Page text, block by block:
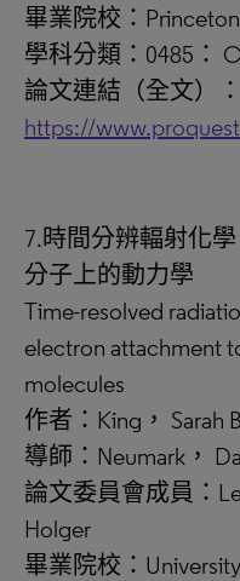
畢業院校：
學科分類：0485：
論文連結（全文）：
https://
7.時間分辨輻射化
分子上的動力學
Time-resolved
electron attachment
molecules
作者：King， Sarah
導師：Neumark，
論文委員會成員：
Holger
畢業院校：